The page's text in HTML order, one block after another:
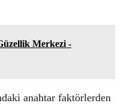
Merkezi -
anahtar faktörlerden